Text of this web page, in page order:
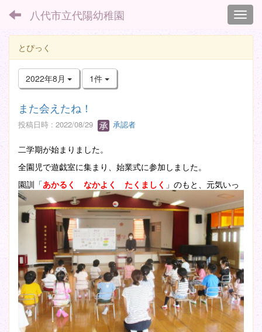
八代市立代陽幼稚園
とぴっく
2022年8月 1件
また会えたね！
投稿日時 : 2022/08/29 承認者
二学期が始まりました。
全園児で遊戯室に集まり、始業式に参加しました。
園訓「あかるく なかよく たくましく 」のもと、元気いっ